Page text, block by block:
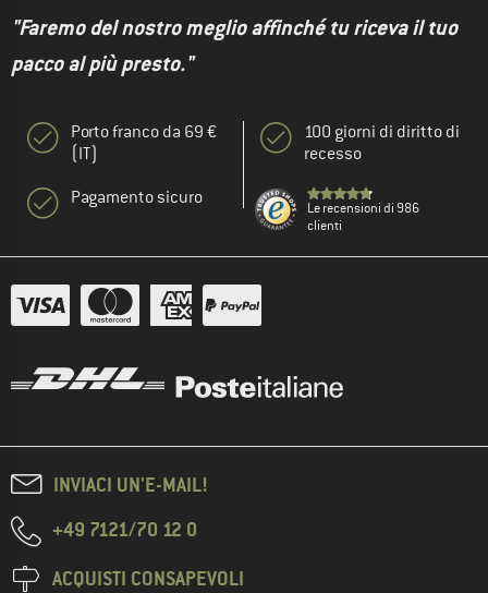
"Faremo del nostro meglio affinché tu riceva il tuo
pacco al più presto."
Porto franco da 69 €
(IT)
Pagamento sicuro
100 giorni di diritto di
recesso
Le recensioni di 986
clienti
INVIACI UN'E-MAIL!
+49 7121/70 12 0
ACQUISTI CONSAPEVOLI